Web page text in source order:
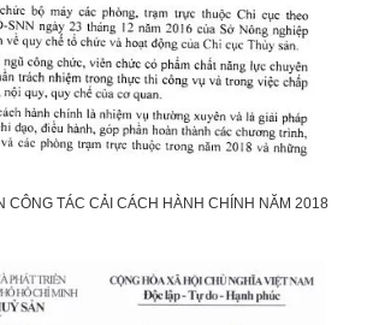
CÔNG TÁC CẢI CÁCH HÀNH CHÍNH NĂM 2018